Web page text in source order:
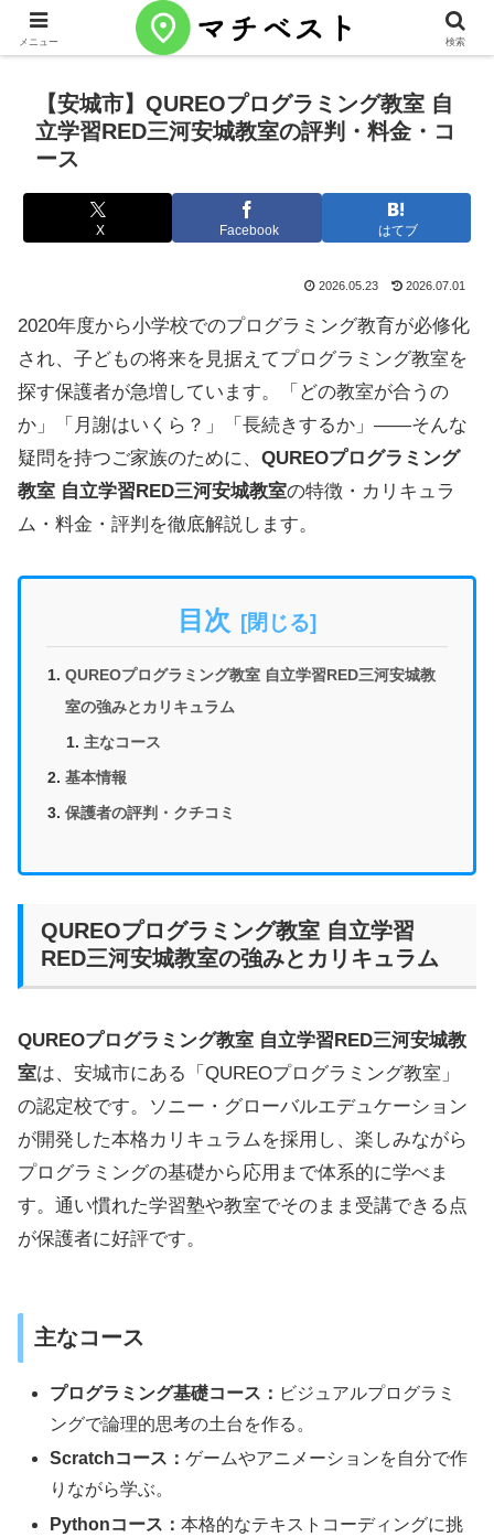
【安城市】QUREOプログラミング教室 自
立学習RED三河安城教室の評判・料金・コ
ース
X Facebook はてブ
2026.05.23 2026.07.01
2020年度から小学校でのプログラミング教育が必修化
され、子どもの将来を見据えてプログラミング教室を
探す保護者が急増しています。「どの教室が合うの
か」「月謝はいくら？」「長続きするか」——そんな
疑問を持つご家族のために、 QUREOプログラミング
教室 自立学習RED三河安城教室の特徴・カリキュラ
ム・料金・評判を徹底解説します。
目次
QUREOプログラミング教室 自立学習RED三河安城教
室の強みとカリキュラム
主なコース
基本情報
保護者の評判・クチコミ
QUREOプログラミング教室 自立学習
RED三河安城教室の強みとカリキュラム
QUREOプログラミング教室 自立学習RED三河安城教
室は、安城市にある「QUREOプログラミング教室」
の認定校です。ソニー・グローバルエデュケーション
が開発した本格カリキュラムを採用し、楽しみながら
プログラミングの基礎から応用まで体系的に学べま
す。通い慣れた学習塾や教室でそのまま受講できる点
が保護者に好評です。
主なコース
プログラミング基礎コース： ビジュアルプログラミ
ングで論理的思考の土台を作る。
Scratchコース：ゲームやアニメーションを自分で作
りながら学ぶ。
Pythonコース：本格的なテキストコーディングに挑
メニュー 検索